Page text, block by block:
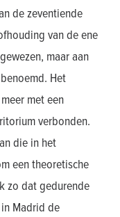
de zeventiende
van de ene
maar aan
Het
met een
verbonden.
die in het
een theoretische
zo dat gedurende
Madrid de